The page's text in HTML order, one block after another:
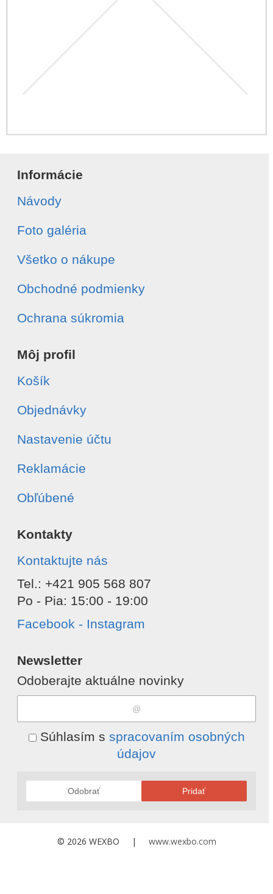
Informácie
Návody
Foto galéria
Všetko o nákupe
Obchodné podmienky
Ochrana súkromia
Môj profil
Košík
Objednávky
Nastavenie účtu
Reklamácie
Obľúbené
Kontakty
Kontaktujte nás
Tel.: +421 905 568 807
Po - Pia: 15:00 - 19:00
Facebook - Instagram
Newsletter
Odoberajte aktuálne novinky
Súhlasím s spracovaním osobných
údajov
Odobrať Pridať
© 2026 WEXBO | www.wexbo.com